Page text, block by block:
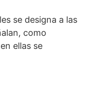
se designa a las
como
ellas se